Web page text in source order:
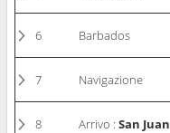
6 Barbados
7 Navigazione
8 Arrivo :San Juan